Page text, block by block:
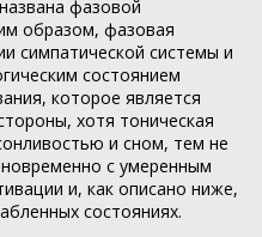
фазовой
образом, фазовая
симпатической системы и
состоянием
которое является
хотя тоническая
и сном, тем не
с умеренным
и, как описано ниже,
состояниях.